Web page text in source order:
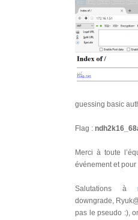
guessing basic
Flag :
Merci à toute
événement et pour
Salutations à
downgrade,
pas le pseudo :),